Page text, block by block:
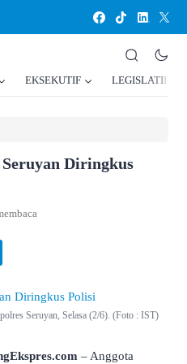
EKSEKUTIF LEGISLATIF
Diringkus
Seruyan, Selasa (2/6). (Foto : IST)
– Anggota